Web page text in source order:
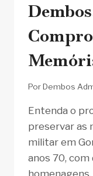
PorDembos
Entenda o
preservar as
militar em
anos 70,
homenagens.